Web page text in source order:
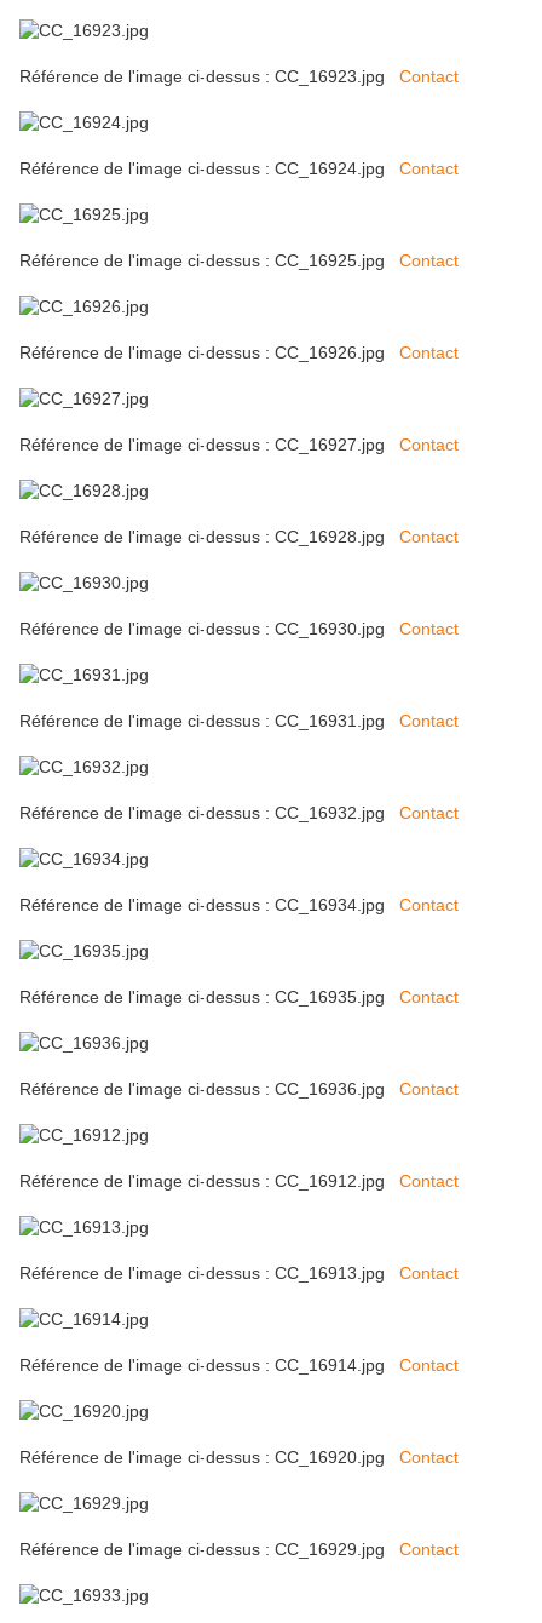
Référence de l'image ci-dessus : CC_16923.jpg Contact
Référence de l'image ci-dessus : CC_16924.jpg Contact
Référence de l'image ci-dessus : CC_16925.jpg Contact
Référence de l'image ci-dessus : CC_16926.jpg Contact
Référence de l'image ci-dessus : CC_16927.jpg Contact
Référence de l'image ci-dessus : CC_16928.jpg Contact
Référence de l'image ci-dessus : CC_16930.jpg Contact
Référence de l'image ci-dessus : CC_16931.jpg Contact
Référence de l'image ci-dessus : CC_16932.jpg Contact
Référence de l'image ci-dessus : CC_16934.jpg Contact
Référence de l'image ci-dessus : CC_16935.jpg Contact
Référence de l'image ci-dessus : CC_16936.jpg Contact
Référence de l'image ci-dessus : CC_16912.jpg Contact
Référence de l'image ci-dessus : CC_16913.jpg Contact
Référence de l'image ci-dessus : CC_16914.jpg Contact
Référence de l'image ci-dessus : CC_16920.jpg Contact
Référence de l'image ci-dessus : CC_16929.jpg Contact